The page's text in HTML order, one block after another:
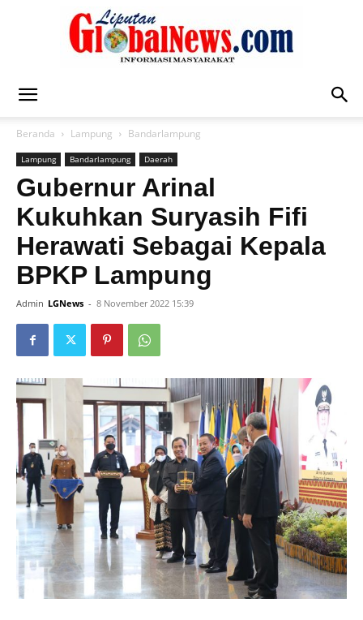
Global
News
Beranda Lampung Bandarlampung
Lampung Bandarlampung Daerah
Gubernur Arinal
Kukuhkan Suryasih Fifi
Herawati Sebagai Kepala
BPKP Lampung
Admin LGNews - 8 November 2022 15:39